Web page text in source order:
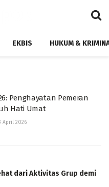
EKBIS HUKUM &
Penghayatan Pemeran
Hati Umat
April 2026
dari Aktivitas Grup demi